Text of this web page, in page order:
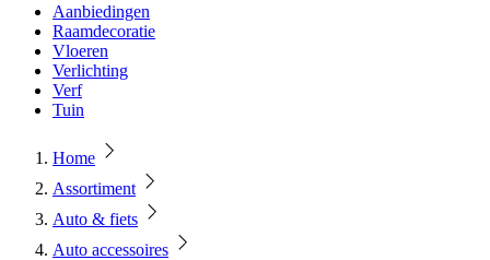
Aanbiedingen
Raamdecoratie
Vloeren
Verlichting
Verf
Tuin
Home
Assortiment
Auto & fiets
Auto accessoires